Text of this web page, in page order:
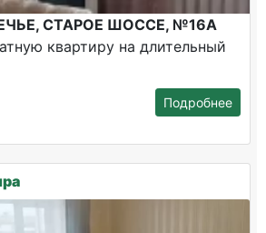
СТАРОЕ ШОССЕ, №16А
квартиру на длительный
Подробнее